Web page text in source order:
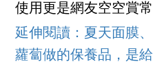
使用更是網友空空賞常
延伸閱讀：夏天面膜
蘿蔔做的保養品，是